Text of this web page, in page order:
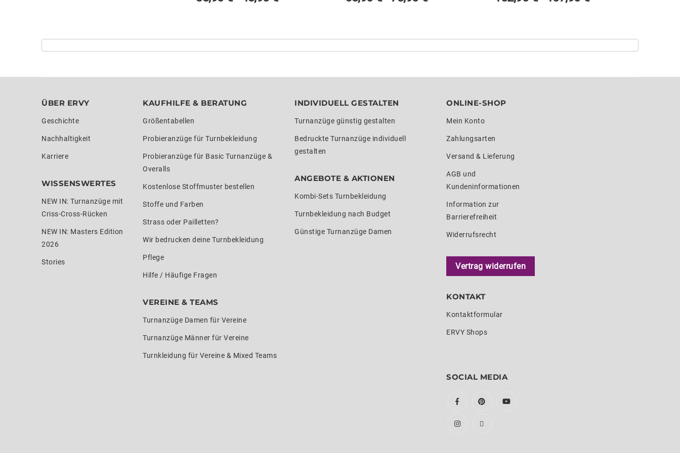
ÜBER ERVY
Geschichte
Nachhaltigkeit
Karriere
WISSENSWERTES
NEW IN: Turnanzüge mit
Criss-Cross-Rücken
NEW IN: Masters Edition
2026
Stories
KAUFHILFE & BERATUNG
Größentabellen
Probieranzüge für Turnbekleidung
Probieranzüge für Basic Turnanzüge &
Overalls
Kostenlose Stoffmuster bestellen
Stoffe und Farben
Strass oder Pailletten?
Wir bedrucken deine Turnbekleidung
Pflege
Hilfe / Häufige Fragen
VEREINE & TEAMS
Turnanzüge Damen für Vereine
Turnanzüge Männer für Vereine
Turnkleidung für Vereine & Mixed Teams
INDIVIDUELL GESTALTEN
Turnanzüge günstig gestalten
Bedruckte Turnanzüge individuell
gestalten
ANGEBOTE & AKTIONEN
Kombi-Sets Turnbekleidung
Turnbekleidung nach Budget
Günstige Turnanzüge Damen
ONLINE-SHOP
Mein Konto
Zahlungsarten
Versand & Lieferung
AGB und
Kundeninformationen
Information zur
Barrierefreiheit
Widerrufsrecht
Vertrag widerrufen
KONTAKT
Kontaktformular
ERVY Shops
SOCIAL MEDIA